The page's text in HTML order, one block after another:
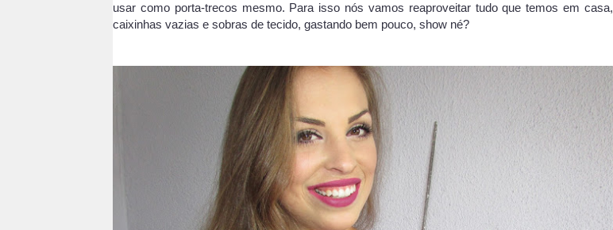
usar como porta-trecos mesmo. Para isso nós vamos reaproveitar tudo que temos em casa,
caixinhas vazias e sobras de tecido, gastando bem pouco, show né?